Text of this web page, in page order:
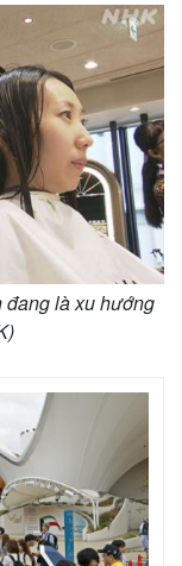
đang là xu hướng